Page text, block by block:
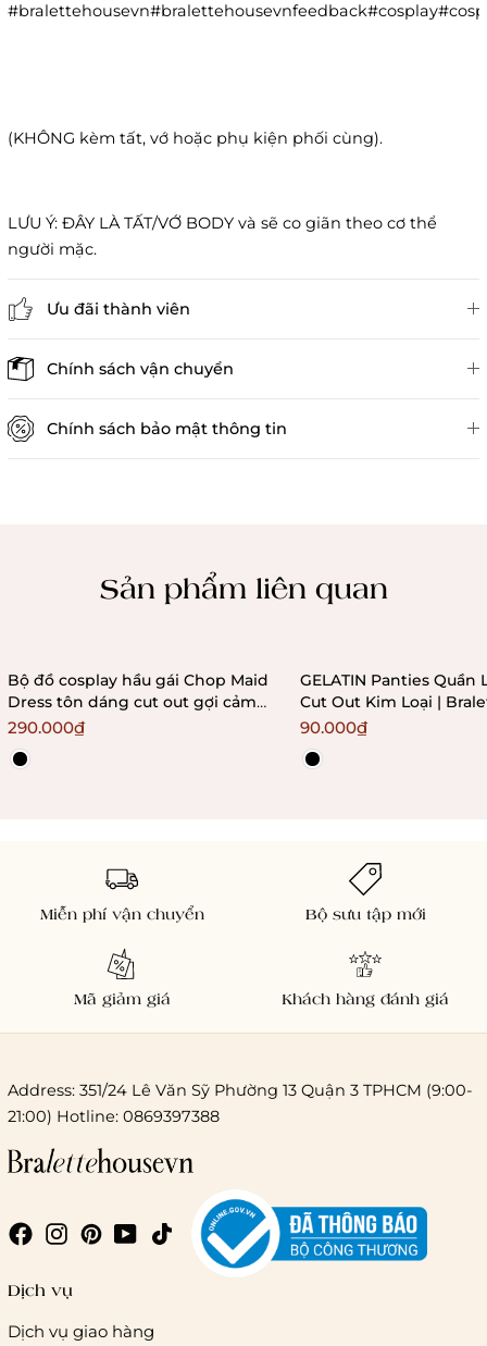
(KHÔNG kèm tất, vớ hoặc phụ kiện phối cùng).
LƯU Ý: ĐÂY LÀ TẤT/VỚ BODY và sẽ co giãn theo cơ thể
người mặc.
Ưu đãi thành viên
Chính sách vận chuyển
Chi phí giao hàng
Giao hàng trong ngày (hoả tốc)
Chính sách bảo mật thông tin
Sản phẩm liên quan
Bộ đồ cosplay hầu gái Chop Maid
Dress tôn dáng cut out gợi cảm
Bralettehousevn
290.000₫
GELATIN Panties Quần
Cut Out Kim Loại |
90.000₫
Miễn phí vận chuyển Bộ sưu tập mới
Mã giảm giá Khách hàng đánh giá
Address: 351/24 Lê Văn Sỹ Phường 13 Quận 3 TPHCM (9:00-
21:00) Hotline: 0869397388
Dịch vụ
Dịch vụ giao hàng